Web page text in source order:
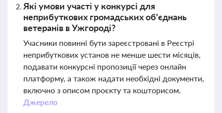
Які умови участі у конкурсі для
неприбуткових громадських об'єднань
ветеранів в Ужгороді?
Учасники повинні бути зареєстровані в Реєстрі
неприбуткових установ не менше шести місяців,
подавати конкурсні пропозиції через онлайн
платформу, а також надати необхідні документи,
включно з описом проєкту та кошторисом.
Джерело